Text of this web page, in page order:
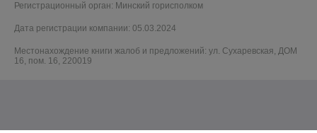
Регистрационный орган: Минский горисполком
Дата регистрации компании: 05.03.2024
Местонахождение книги жалоб и предложений: ул. Сухаревская, ДОМ
16, пом. 16, 220019